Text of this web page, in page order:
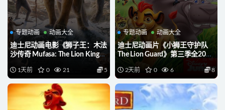
专题动画 动画大全
迪士尼动画电影《狮子王：木法
沙传奇 Mufasa: The Lion King》
中文) 官方纯净收藏版
1天前 0 21 5
专题动画 动画大全
迪士尼动画片《小狮王守护队
The Lion Guard》第三季全20集
中文) 官方纯净收藏版
王守护队下载
2天前 0 6 8